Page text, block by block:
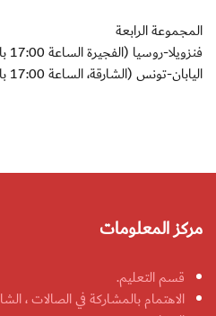
المجموعة الرابعة
فنزويلا-روسيا (الفجيرة الساعة 17:00 بالتوقيت المحلي)
اليابان-تونس (الشارقة، الساعة 17:00 بالتوقيت المحلي)
مركز المعلومات
قسم التعليم.
الاهتمام بالمشاركة في الصالات ،